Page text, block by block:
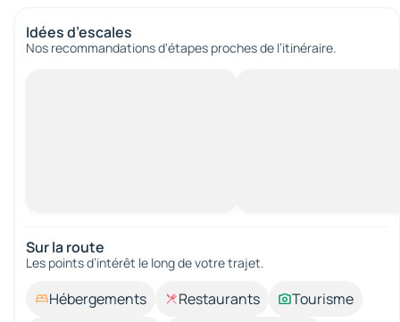
Idées d’escales
Nos recommandations d'étapes proches de l’itinéraire.
Sur la route
Les points d’intérêt le long de votre trajet.
Hébergements Restaurants
Tourisme